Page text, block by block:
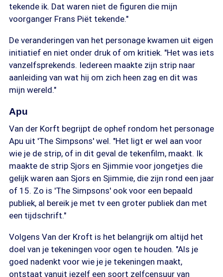
tekende ik. Dat waren niet de figuren die mijn
voorganger Frans Piët tekende."
De veranderingen van het personage kwamen uit eigen
initiatief en niet onder druk of om kritiek. "Het was iets
vanzelfsprekends. Iedereen maakte zijn strip naar
aanleiding van wat hij om zich heen zag en dit was
mijn wereld."
Apu
Van der Korft begrijpt de ophef rondom het personage
Apu uit 'The Simpsons' wel. "Het ligt er wel aan voor
wie je de strip, of in dit geval de tekenfilm, maakt. Ik
maakte de strip Sjors en Sjimmie voor jongetjes die
gelijk waren aan Sjors en Sjimmie, die zijn rond een jaar
of 15. Zo is 'The Simpsons' ook voor een bepaald
publiek, al bereik je met tv een groter publiek dan met
een tijdschrift."
Volgens Van der Kroft is het belangrijk om altijd het
doel van je tekeningen voor ogen te houden. "Als je
goed nadenkt voor wie je je tekeningen maakt,
ontstaat vanuit jezelf een soort zelfcensuur van